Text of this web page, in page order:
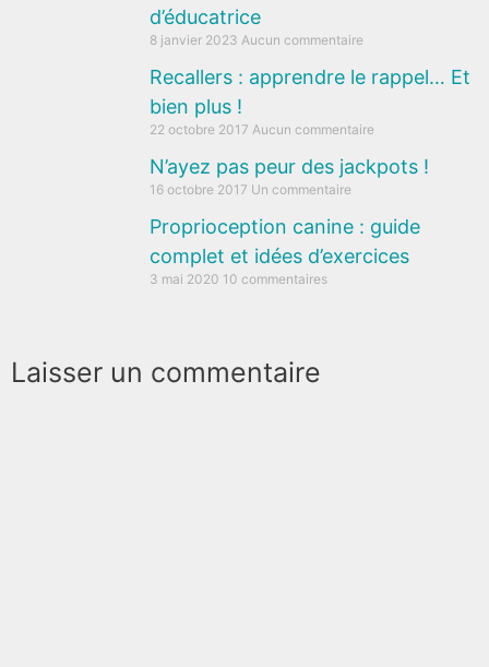
d’éducatrice
8 janvier 2023 Aucun commentaire
Recallers : apprendre le rappel… Et
bien plus !
22 octobre 2017 Aucun commentaire
N’ayez pas peur des jackpots !
16 octobre 2017 Un commentaire
Proprioception canine : guide
complet et idées d’exercices
3 mai 2020 10 commentaires
Laisser un commentaire